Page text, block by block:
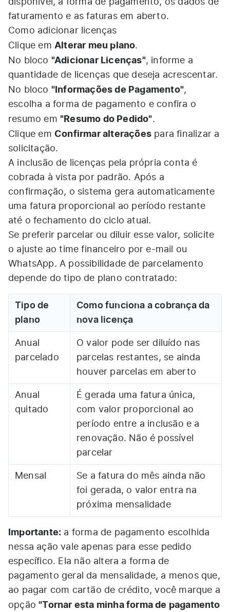
disponível, a forma de pagamento, os dados de
faturamento e as faturas em aberto.
Como adicionar licenças
Clique em Alterar meu plano.
No bloco "Adicionar Licenças", informe a
quantidade de licenças que deseja acrescentar.
No bloco "Informações de Pagamento",
escolha a forma de pagamento e confira o
resumo em "Resumo do Pedido".
Clique em Confirmar alterações para finalizar a
solicitação.
A inclusão de licenças pela própria conta é
cobrada à vista por padrão. Após a
confirmação, o sistema gera automaticamente
uma fatura proporcional ao período restante
até o fechamento do ciclo atual.
Se preferir parcelar ou diluir esse valor, solicite
o ajuste ao time financeiro por e-mail ou
WhatsApp. A possibilidade de parcelamento
depende do tipo de plano contratado:
Tipo de
plano
Como funciona a cobrança da
nova licença
Anual
parcelado
O valor pode ser diluído nas
parcelas restantes, se ainda
houver parcelas em aberto
Anual
quitado
É gerada uma fatura única,
com valor proporcional ao
período entre a inclusão e a
renovação. Não é possível
parcelar
Mensal
Se a fatura do mês ainda não
foi gerada, o valor entra na
próxima mensalidade
Importante: a forma de pagamento escolhida
nessa ação vale apenas para esse pedido
específico. Ela não altera a forma de
pagamento geral da mensalidade, a menos que,
ao pagar com cartão de crédito, você marque a
opção"Tornar esta minha forma de pagamento